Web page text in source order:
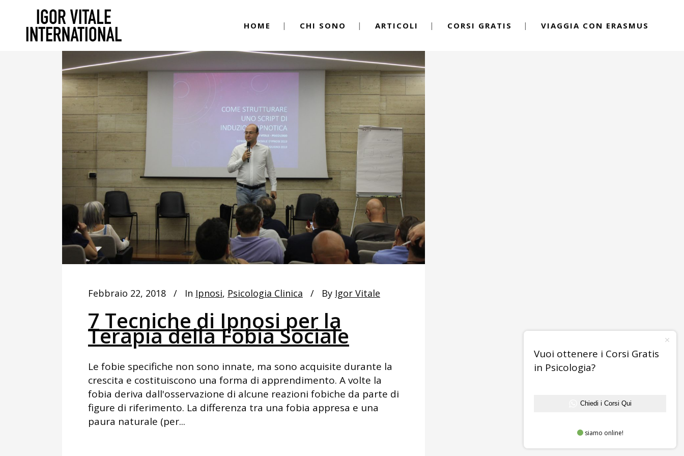
HOME CHI SONO ARTICOLI CORSI GRATIS VIAGGIA CON ERASMUS
Febbraio 22, 2018 In Ipnosi, Psicologia Clinica By Igor Vitale
7 Tecniche di Ipnosi per la
Terapia della Fobia Sociale
Le fobie specifiche non sono innate, ma sono acquisite durante la
crescita e costituiscono una forma di apprendimento. A volte la
fobia deriva dall'osservazione di alcune reazioni fobiche da parte di
figure di riferimento. La differenza tra una fobia appresa e una
paura naturale (per...
Vuoi ottenere i Corsi Gratis
in Psicologia?
Chiedi i Corsi Qui
siamo online!